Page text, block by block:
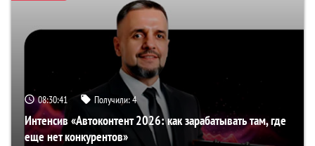
08:30:40 Получили:4
Интенсив «Автоконтент 2026: как зарабатывать там, где
еще нет конкурентов»